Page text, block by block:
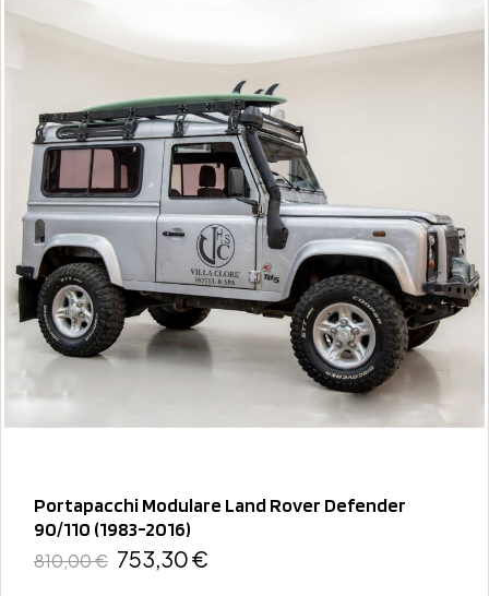
Portapacchi Modulare Land Rover Defender
90/110 (1983-2016)
810,00 € 753,30 €